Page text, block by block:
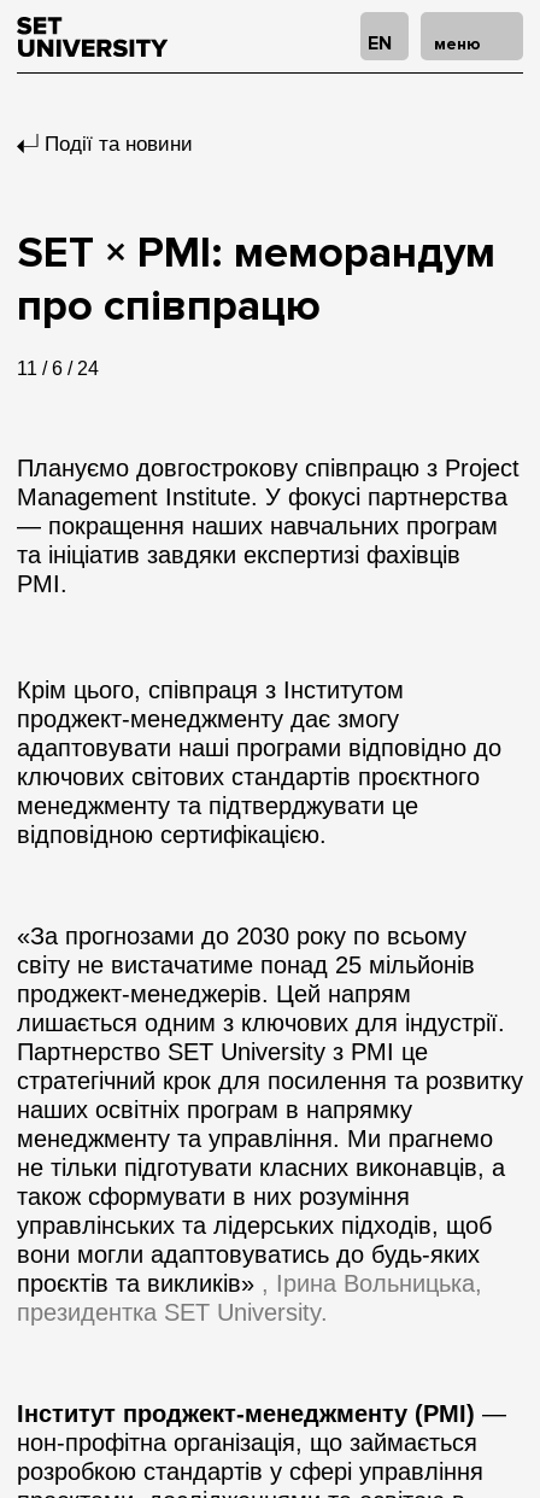
EN меню
Події та новини
SET × PMI: меморандум
про співпрацю
11 / 6 / 24
Плануємо довгострокову співпрацю з Project
Management Institute. У фокусі партнерства
— покращення наших навчальних програм
та ініціатив завдяки експертизі фахівців
PMI.
Крім цього, співпраця з Інститутом
проджект-менеджменту дає змогу
адаптовувати наші програми відповідно до
ключових світових стандартів проєктного
менеджменту та підтверджувати це
відповідною сертифікацією.
«За прогнозами до 2030 року по всьому
світу не вистачатиме понад 25 мільйонів
проджект-менеджерів. Цей напрям
лишається одним з ключових для індустрії.
Партнерство SET University з PMI це
стратегічний крок для посилення та розвитку
наших освітніх програм в напрямку
менеджменту та управління. Ми прагнемо
не тільки підготувати класних виконавців, а
також сформувати в них розуміння
управлінських та лідерських підходів, щоб
вони могли адаптовуватись до будь-яких
проєктів та викликів» , Ірина Вольницька,
президентка SET University.
Інститут проджект-менеджменту (PMI) —
нон-профітна організація, що займається
розробкою стандартів у сфері управління